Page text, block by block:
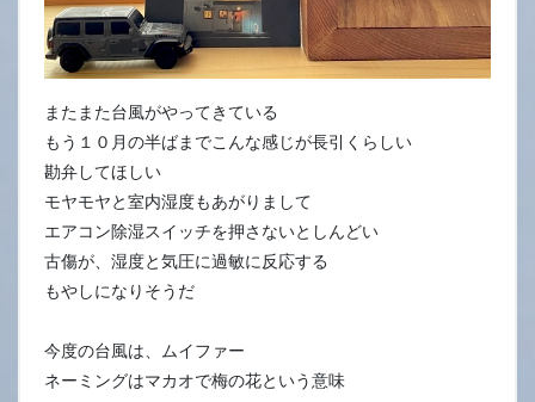
またまた台風がやってきている
もう１０月の半ばまでこんな感じが長引くらしい
勘弁してほしい
モヤモヤと室内湿度もあがりまして
エアコン除湿スイッチを押さないとしんどい
古傷が、湿度と気圧に過敏に反応する
もやしになりそうだ
今度の台風は、ムイファー
ネーミングはマカオで梅の花という意味